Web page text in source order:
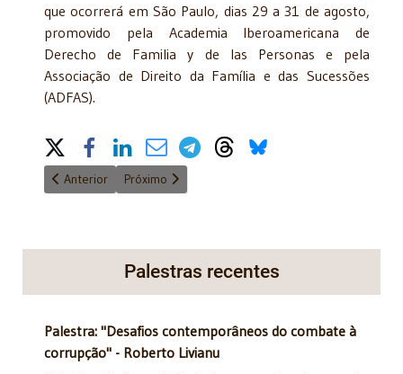
que ocorrerá em São Paulo, dias 29 a 31 de agosto,
promovido pela Academia Iberoamericana de
Derecho de Familia y de las Personas e pela
Associação de Direito da Família e das Sucessões
(ADFAS).
Share on Social Media
Artigo anterior: O cérebro japonês
Anterior Próximo artigo: Reoneração da folha. Lei nº
Próximo
Palestras recentes
Palestra: "Desafios contemporâneos do combate à
corrupção" - Roberto Livianu